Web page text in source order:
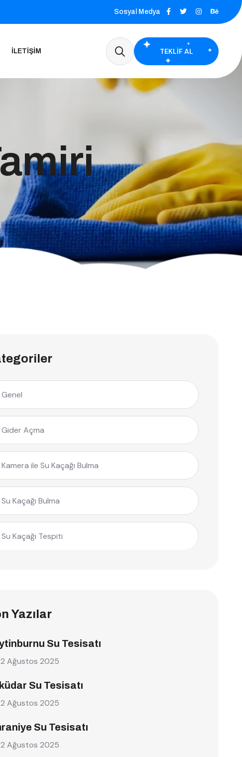
Sosyal Medya
İLETIŞIM TEKLIF AL
Genel
Gider Açma
Kamera ile Su Kaçağı Bulma
Su Kaçağı Bulma
Su Kaçağı Tespiti
Yazılar
Su Tesisatı
Ağustos 2025
Su Tesisatı
Ağustos 2025
Su Tesisatı
Ağustos 2025